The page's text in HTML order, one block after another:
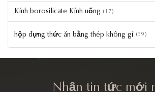
Kính borosilicate Kính uống (17)
hộp đựng thức ăn bằng thép không gỉ (39)
Nhận tin tức mới